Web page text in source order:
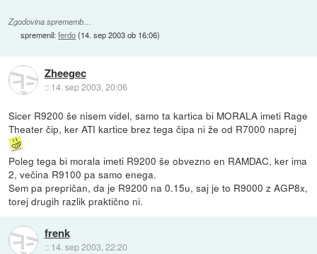
Zgodovina sprememb…
spremenil:ferdo(14. sep 2003 ob 16:06)
Zheegec
:: 14. sep 2003, 20:06
Sicer R9200 še nisem videl, samo ta kartica bi MORALA imeti Rage
Theater čip, ker ATI kartice brez tega čipa ni že od R7000 naprej
Poleg tega bi morala imeti R9200 še obvezno en RAMDAC, ker ima
2, večina R9100 pa samo enega.
Sem pa prepričan, da je R9200 na 0.15u, saj je to R9000 z AGP8x,
torej drugih razlik praktično ni.
frenk
:: 14. sep 2003, 22:20